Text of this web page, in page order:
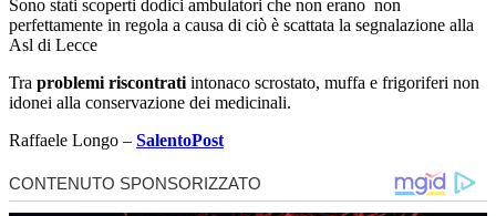
Sono stati scoperti dodici ambulatori che non erano non
perfettamente in regola a causa di ciò è scattata la segnalazione alla
Asl di Lecce
Tra problemi riscontrati intonaco scrostato, muffa e frigoriferi non
idonei alla conservazione dei medicinali.
Raffaele Longo – SalentoPost